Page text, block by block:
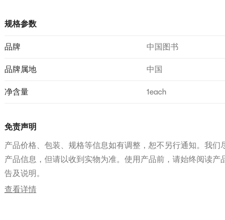
规格参数
品牌 中国图书
品牌属地 中国
净含量 1each
免责声明
产品价格、包装、规格等信息如有调整，恕不另行通知。我们
产品信息，但请以收到实物为准。使用产品前，请始终阅读产
告及说明。
查看详情